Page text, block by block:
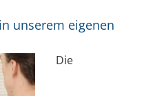
unserem eigenen
Die